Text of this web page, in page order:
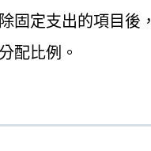
固定支出的項目後，
配比例。